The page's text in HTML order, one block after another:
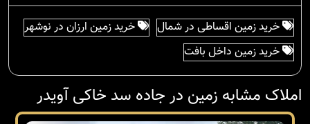
خرید زمین اقساطی در شمال
خرید زمین ارزان در نوشهر
خرید زمین داخل بافت
املاک مشابه زمین در جاده سد خاکی آویدر